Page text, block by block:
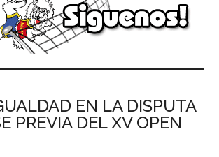
EN LA DISPUTA
PREVIA DEL XV OPEN